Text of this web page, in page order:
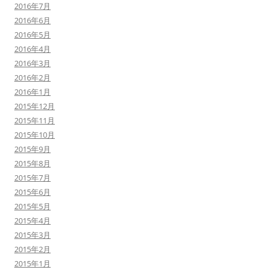
2016年7月
2016年6月
2016年5月
2016年4月
2016年3月
2016年2月
2016年1月
2015年12月
2015年11月
2015年10月
2015年9月
2015年8月
2015年7月
2015年6月
2015年5月
2015年4月
2015年3月
2015年2月
2015年1月